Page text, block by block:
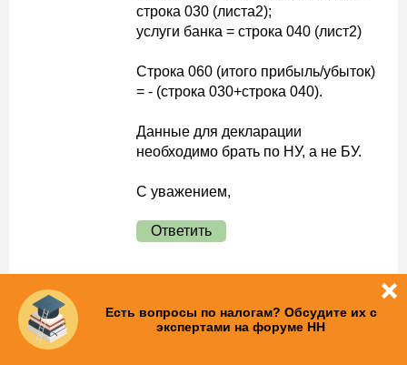
строка 030 (листа2);
услуги банка = строка 040 (лист2)
Строка 060 (итого прибыль/убыток)
= - (строка 030+строка 040).
Данные для декларации
необходимо брать по НУ, а не БУ.
С уважением,
Ответить
Ваш вопрос
Есть вопросы по налогам? Обсудите их с
экспертами на форуме НН